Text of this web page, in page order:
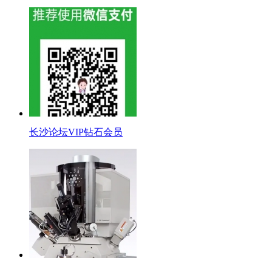
长沙论坛VIP钻石会员